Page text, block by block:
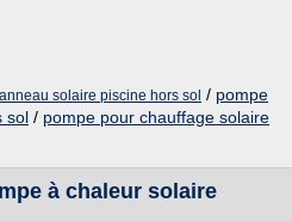
solaire piscine hors sol / pompe
sol / pompe pour chauffage solaire
à chaleur solaire